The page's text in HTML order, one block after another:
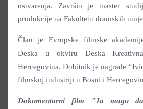
ostvarenja. Završio je master
produkcije na Fakultetu dramskih
Član je Evropske filmske
Deska u okviru Deska
Hercegovina. Dobitnik je nagrade
filmskoj industriji u Bosni i
Dokumentarni film "Ja mogu